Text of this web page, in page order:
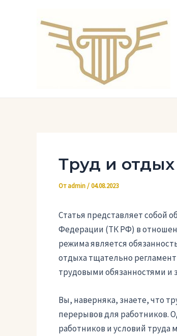
содержимому
Труд и
Отadmin/04.08.2023
Статья представляет собой
Федерации (ТК РФ) в
режима является
отдыха тщательно
трудовыми обязанностями и
Вы, наверняка, знаете, что
перерывов для работников.
работников и условий